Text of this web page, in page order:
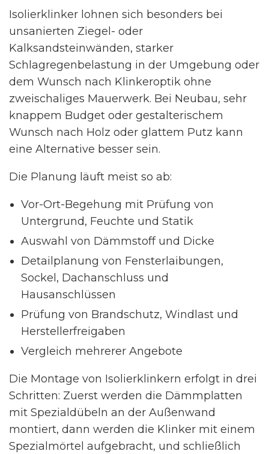
Isolierklinker lohnen sich besonders bei
unsanierten Ziegel- oder
Kalksandsteinwänden, starker
Schlagregenbelastung in der Umgebung oder
dem Wunsch nach Klinkeroptik ohne
zweischaliges Mauerwerk. Bei Neubau, sehr
knappem Budget oder gestalterischem
Wunsch nach Holz oder glattem Putz kann
eine Alternative besser sein.
Die Planung läuft meist so ab:
Vor-Ort-Begehung mit Prüfung von
Untergrund, Feuchte und Statik
Auswahl von Dämmstoff und Dicke
Detailplanung von Fensterlaibungen,
Sockel, Dachanschluss und
Hausanschlüssen
Prüfung von Brandschutz, Windlast und
Herstellerfreigaben
Vergleich mehrerer Angebote
Die Montage von Isolierklinkern erfolgt in drei
Schritten: Zuerst werden die Dämmplatten
mit Spezialdübeln an der Außenwand
montiert, dann werden die Klinker mit einem
Spezialmörtel aufgebracht, und schließlich